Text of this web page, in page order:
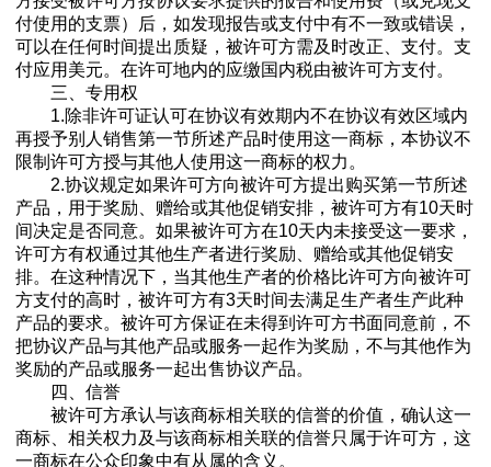
付使用的支票）后，如发现报告或支付中有不一致或错误，
可以在任何时间提出质疑，被许可方需及时改正、支付。支
付应用美元。在许可地内的应缴国内税由被许可方支付。
三、专用权
1.除非许可证认可在协议有效期内不在协议有效区域内
再授予别人销售第一节所述产品时使用这一商标，本协议不
限制许可方授与其他人使用这一商标的权力。
2.协议规定如果许可方向被许可方提出购买第一节所述
产品，用于奖励、赠给或其他促销安排，被许可方有10天时
间决定是否同意。如果被许可方在10天内未接受这一要求，
许可方有权通过其他生产者进行奖励、赠给或其他促销安
排。在这种情况下，当其他生产者的价格比许可方向被许可
方支付的高时，被许可方有3天时间去满足生产者生产此种
产品的要求。被许可方保证在未得到许可方书面同意前，不
把协议产品与其他产品或服务一起作为奖励，不与其他作为
奖励的产品或服务一起出售协议产品。
四、信誉
被许可方承认与该商标相关联的信誉的价值，确认这一
商标、相关权力及与该商标相关联的信誉只属于许可方，这
一商标在公众印象中有从属的含义。